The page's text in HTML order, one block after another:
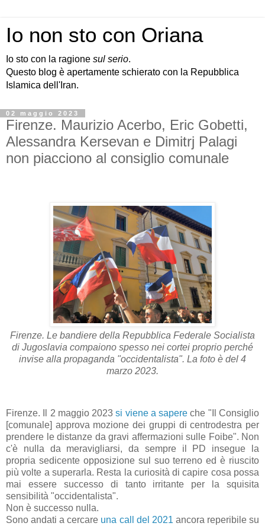
Io non sto con Oriana
Io sto con la ragione sul serio.
Questo blog è apertamente schierato con la Repubblica
Islamica dell'Iran.
02 maggio 2023
Firenze. Maurizio Acerbo, Eric Gobetti,
Alessandra Kersevan e Dimitrj Palagi
non piacciono al consiglio comunale
Firenze. Le bandiere della Repubblica Federale Socialista
di Jugoslavia compaiono spesso nei cortei proprio perché
invise alla propaganda "occidentalista". La foto è del 4
marzo 2023.
Firenze. Il 2 maggio 2023si viene a sapere che "Il Consiglio
[comunale] approva mozione dei gruppi di centrodestra per
prendere le distanze da gravi affermazioni sulle Foibe". Non
c'è nulla da meravigliarsi, da sempre il PD insegue la
propria sedicente opposizione sul suo terreno ed è riuscito
più volte a superarla. Resta la curiosità di capire cosa possa
mai essere successo di tanto irritante per la squisita
sensibilità "occidentalista".
Non è successo nulla.
Sono andati a cercare una call del 2021 ancora reperibile su